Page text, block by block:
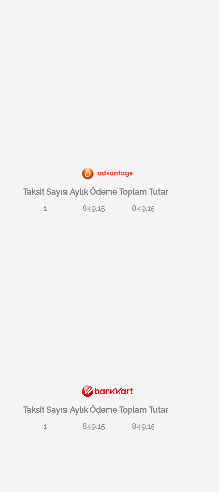
Taksit Sayısı Aylık Ödeme Toplam Tutar
1
849.15 849.15
Taksit Sayısı Aylık Ödeme Toplam Tutar
1
849.15 849.15